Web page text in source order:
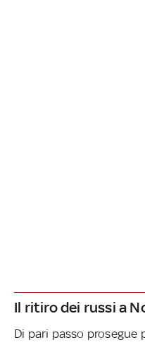
Il ritiro dei russi a
Di pari passo prosegue